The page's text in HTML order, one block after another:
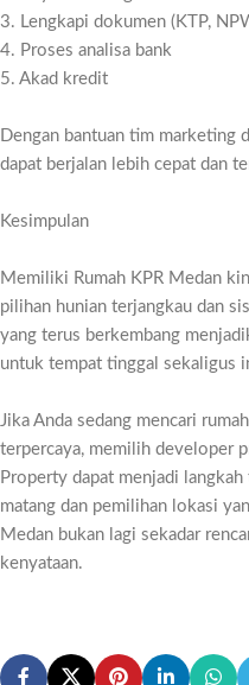
3. Lengkapi dokumen (KTP,
4. Proses analisa bank
5. Akad kredit
Dengan bantuan tim marketing
dapat berjalan lebih cepat dan
Kesimpulan
Memiliki Rumah KPR Medan
pilihan hunian terjangkau dan
yang terus berkembang
untuk tempat tinggal sekaligus
Jika Anda sedang mencari
terpercaya, memilih developer
Property dapat menjadi
matang dan pemilihan lokasi
Medan bukan lagi sekadar
kenyataan.